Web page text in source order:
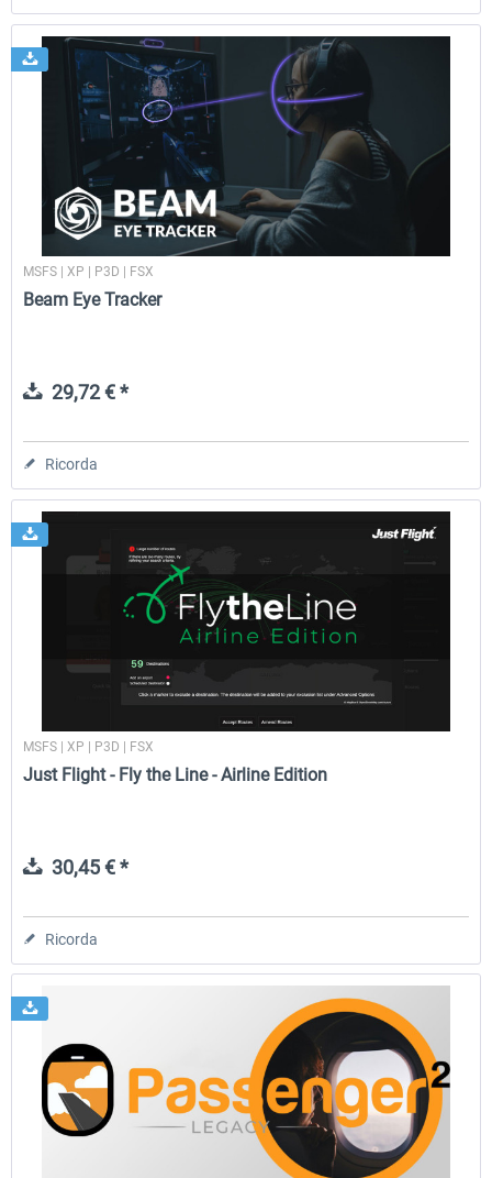
MSFS | XP | P3D | FSX
Beam Eye Tracker
29,72 € *
Ricorda
MSFS | XP | P3D | FSX
Just Flight - Fly the Line - Airline Edition
30,45 € *
Ricorda